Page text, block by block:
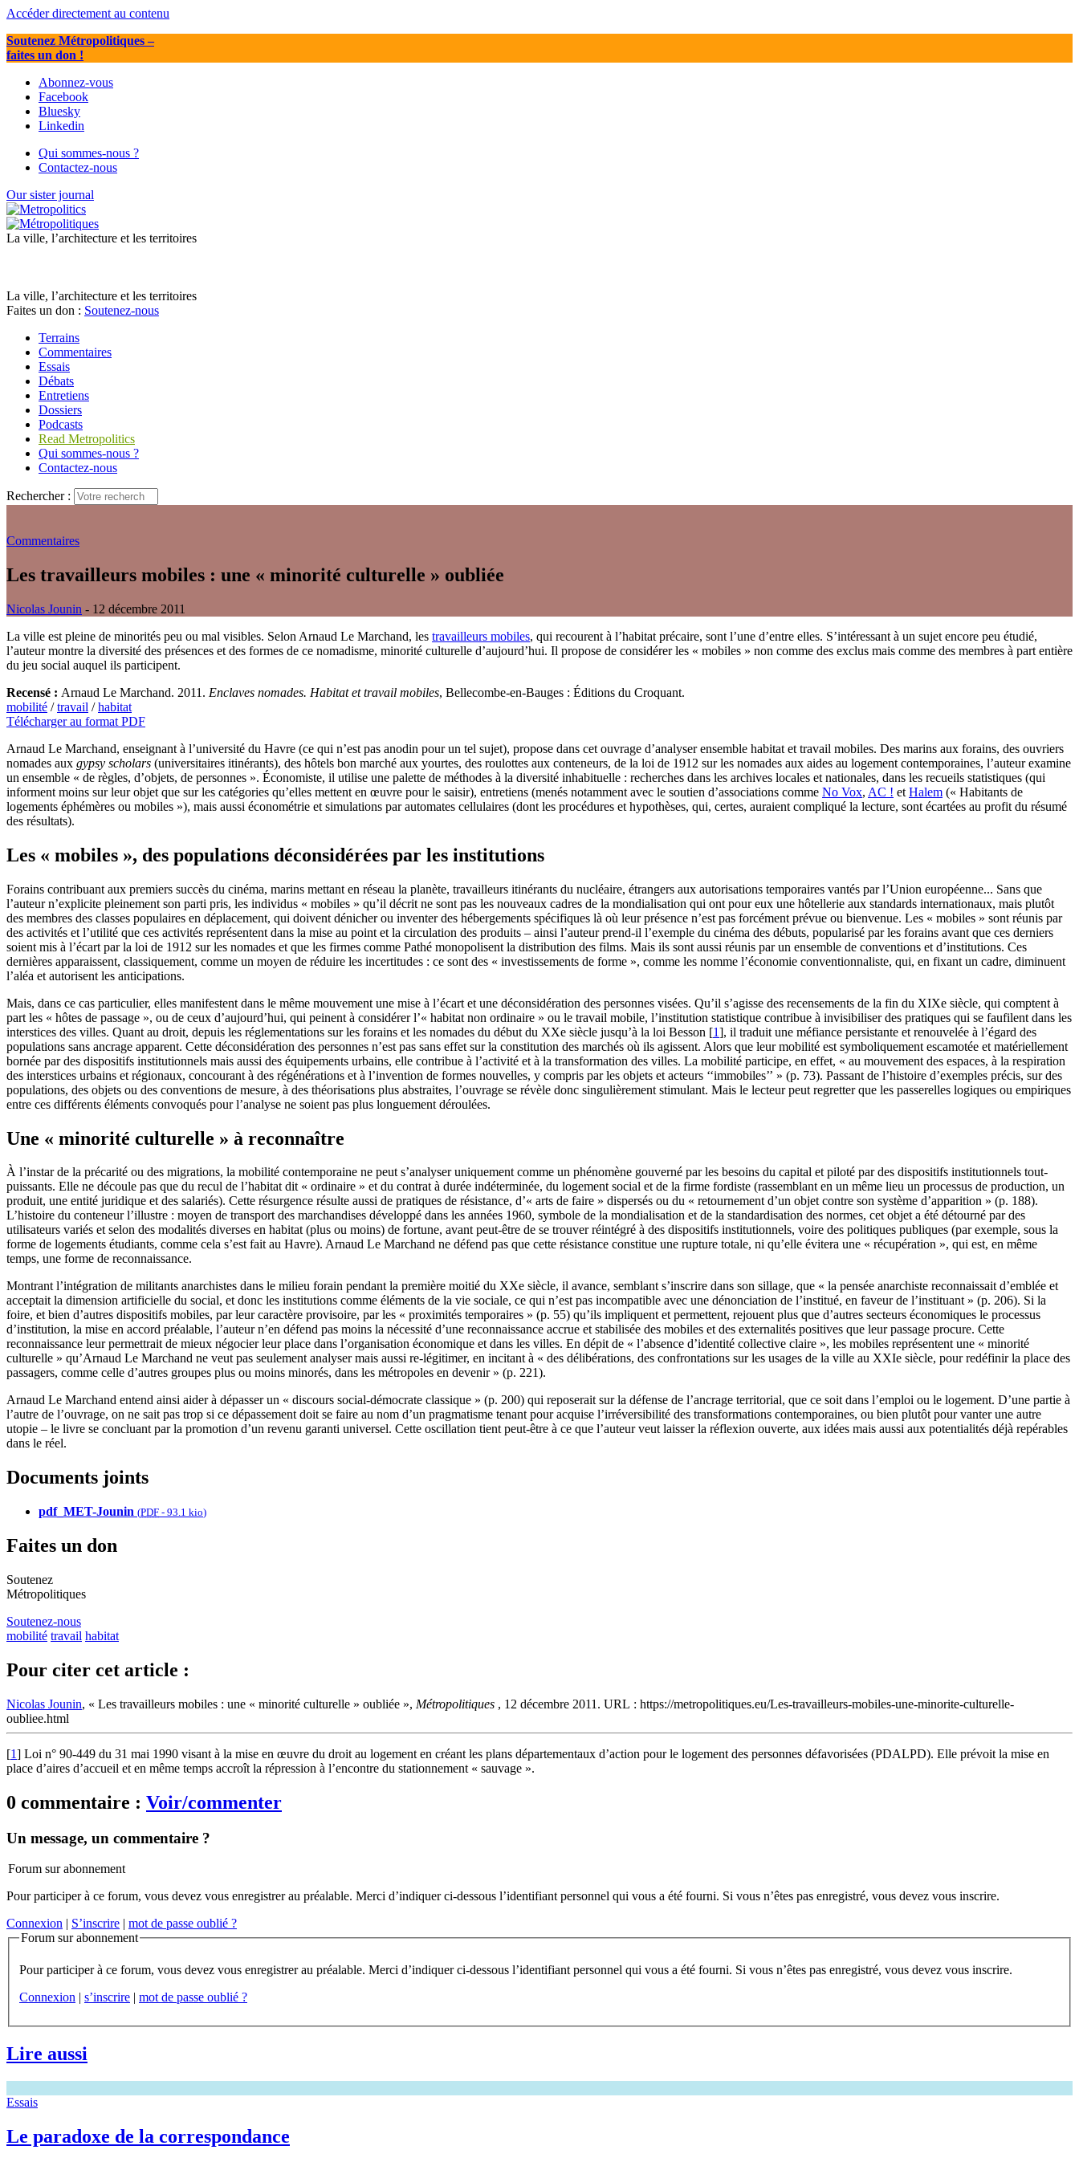
Accéder directement au contenu
Soutenez Métropolitiques–
faites un don !
Abonnez-vous
Facebook
Bluesky
Linkedin
Qui sommes-nous ?
Contactez-nous
Our sister journal
La ville, l’architecture et les territoires
La ville, l’architecture et les territoires
Faites un don : Soutenez-nous
Terrains
Commentaires
Essais
Débats
Entretiens
Dossiers
Podcasts
Read Metropolitics
Qui sommes-nous ?
Contactez-nous
Rechercher :
Commentaires
Les travailleurs mobiles : une « minorité culturelle » oubliée
Nicolas Jounin - 12 décembre 2011
La ville est pleine de minorités peu ou mal visibles. Selon Arnaud Le Marchand, les travailleurs mobiles, qui recourent à l’habitat précaire, sont l’une d’entre elles. S’intéressant à un sujet encore peu étudié,
l’auteur montre la diversité des présences et des formes de ce nomadisme, minorité culturelle d’aujourd’hui. Il propose de considérer les « mobiles » non comme des exclus mais comme des membres à part entière
du jeu social auquel ils participent.
Recensé : Arnaud Le Marchand. 2011. Enclaves nomades. Habitat et travail mobiles, Bellecombe-en-Bauges : Éditions du Croquant.
mobilité /travail /habitat
Télécharger au format PDF
Arnaud Le Marchand, enseignant à l’université du Havre (ce qui n’est pas anodin pour un tel sujet), propose dans cet ouvrage d’analyser ensemble habitat et travail mobiles. Des marins aux forains, des ouvriers
nomades aux gypsy scholars (universitaires itinérants), des hôtels bon marché aux yourtes, des roulottes aux conteneurs, de la loi de 1912 sur les nomades aux aides au logement contemporaines, l’auteur examine
un ensemble « de règles, d’objets, de personnes ». Économiste, il utilise une palette de méthodes à la diversité inhabituelle : recherches dans les archives locales et nationales, dans les recueils statistiques (qui
informent moins sur leur objet que sur les catégories qu’elles mettent en œuvre pour le saisir), entretiens (menés notamment avec le soutien d’associations comme No Vox, AC ! et Halem (« Habitants de
logements éphémères ou mobiles »), mais aussi économétrie et simulations par automates cellulaires (dont les procédures et hypothèses, qui, certes, auraient compliqué la lecture, sont écartées au profit du résumé
des résultats).
Les « mobiles », des populations déconsidérées par les institutions
Forains contribuant aux premiers succès du cinéma, marins mettant en réseau la planète, travailleurs itinérants du nucléaire, étrangers aux autorisations temporaires vantés par l’Union européenne... Sans que
l’auteur n’explicite pleinement son parti pris, les individus « mobiles » qu’il décrit ne sont pas les nouveaux cadres de la mondialisation qui ont pour eux une hôtellerie aux standards internationaux, mais plutôt
des membres des classes populaires en déplacement, qui doivent dénicher ou inventer des hébergements spécifiques là où leur présence n’est pas forcément prévue ou bienvenue. Les « mobiles » sont réunis par
des activités et l’utilité que ces activités représentent dans la mise au point et la circulation des produits – ainsi l’auteur prend-il l’exemple du cinéma des débuts, popularisé par les forains avant que ces derniers
soient mis à l’écart par la loi de 1912 sur les nomades et que les firmes comme Pathé monopolisent la distribution des films. Mais ils sont aussi réunis par un ensemble de conventions et d’institutions. Ces
dernières apparaissent, classiquement, comme un moyen de réduire les incertitudes : ce sont des « investissements de forme », comme les nomme l’économie conventionnaliste, qui, en fixant un cadre, diminuent
l’aléa et autorisent les anticipations.
Mais, dans ce cas particulier, elles manifestent dans le même mouvement une mise à l’écart et une déconsidération des personnes visées. Qu’il s’agisse des recensements de la fin du XIXe siècle, qui comptent à
part les « hôtes de passage », ou de ceux d’aujourd’hui, qui peinent à considérer l’« habitat non ordinaire » ou le travail mobile, l’institution statistique contribue à invisibiliser des pratiques qui se faufilent dans les
interstices des villes. Quant au droit, depuis les réglementations sur les forains et les nomades du début du XXe siècle jusqu’à la loi Besson [1], il traduit une méfiance persistante et renouvelée à l’égard des
populations sans ancrage apparent. Cette déconsidération des personnes n’est pas sans effet sur la constitution des marchés où ils agissent. Alors que leur mobilité est symboliquement escamotée et matériellement
bornée par des dispositifs institutionnels mais aussi des équipements urbains, elle contribue à l’activité et à la transformation des villes. La mobilité participe, en effet, « au mouvement des espaces, à la respiration
des interstices urbains et régionaux, concourant à des régénérations et à l’invention de formes nouvelles, y compris par les objets et acteurs ‘‘immobiles’’ » (p. 73). Passant de l’histoire d’exemples précis, sur des
populations, des objets ou des conventions de mesure, à des théorisations plus abstraites, l’ouvrage se révèle donc singulièrement stimulant. Mais le lecteur peut regretter que les passerelles logiques ou empiriques
entre ces différents éléments convoqués pour l’analyse ne soient pas plus longuement déroulées.
Une « minorité culturelle » à reconnaître
À l’instar de la précarité ou des migrations, la mobilité contemporaine ne peut s’analyser uniquement comme un phénomène gouverné par les besoins du capital et piloté par des dispositifs institutionnels tout-
puissants. Elle ne découle pas que du recul de l’habitat dit « ordinaire » et du contrat à durée indéterminée, du logement social et de la firme fordiste (rassemblant en un même lieu un processus de production, un
produit, une entité juridique et des salariés). Cette résurgence résulte aussi de pratiques de résistance, d’« arts de faire » dispersés ou du « retournement d’un objet contre son système d’apparition » (p. 188).
L’histoire du conteneur l’illustre : moyen de transport des marchandises développé dans les années 1960, symbole de la mondialisation et de la standardisation des normes, cet objet a été détourné par des
utilisateurs variés et selon des modalités diverses en habitat (plus ou moins) de fortune, avant peut-être de se trouver réintégré à des dispositifs institutionnels, voire des politiques publiques (par exemple, sous la
forme de logements étudiants, comme cela s’est fait au Havre). Arnaud Le Marchand ne défend pas que cette résistance constitue une rupture totale, ni qu’elle évitera une « récupération », qui est, en même
temps, une forme de reconnaissance.
Montrant l’intégration de militants anarchistes dans le milieu forain pendant la première moitié du XXe siècle, il avance, semblant s’inscrire dans son sillage, que « la pensée anarchiste reconnaissait d’emblée et
acceptait la dimension artificielle du social, et donc les institutions comme éléments de la vie sociale, ce qui n’est pas incompatible avec une dénonciation de l’institué, en faveur de l’instituant » (p. 206). Si la
foire, et bien d’autres dispositifs mobiles, par leur caractère provisoire, par les « proximités temporaires » (p. 55) qu’ils impliquent et permettent, rejouent plus que d’autres secteurs économiques le processus
d’institution, la mise en accord préalable, l’auteur n’en défend pas moins la nécessité d’une reconnaissance accrue et stabilisée des mobiles et des externalités positives que leur passage procure. Cette
reconnaissance leur permettrait de mieux négocier leur place dans l’organisation économique et dans les villes. En dépit de « l’absence d’identité collective claire », les mobiles représentent une « minorité
culturelle » qu’Arnaud Le Marchand ne veut pas seulement analyser mais aussi re-légitimer, en incitant à « des délibérations, des confrontations sur les usages de la ville au XXIe siècle, pour redéfinir la place des
passagers, comme celle d’autres groupes plus ou moins minorés, dans les métropoles en devenir » (p. 221).
Arnaud Le Marchand entend ainsi aider à dépasser un « discours social-démocrate classique » (p. 200) qui reposerait sur la défense de l’ancrage territorial, que ce soit dans l’emploi ou le logement. D’une partie à
l’autre de l’ouvrage, on ne sait pas trop si ce dépassement doit se faire au nom d’un pragmatisme tenant pour acquise l’irréversibilité des transformations contemporaines, ou bien plutôt pour vanter une autre
utopie – le livre se concluant par la promotion d’un revenu garanti universel. Cette oscillation tient peut-être à ce que l’auteur veut laisser la réflexion ouverte, aux idées mais aussi aux potentialités déjà repérables
dans le réel.
Documents joints
pdf_MET-Jounin (PDF - 93.1 kio)
Faites un don
Soutenez
Métropolitiques
Soutenez-nous
mobilité travail habitat
Pour citer cet article :
Nicolas Jounin, « Les travailleurs mobiles : une « minorité culturelle » oubliée », Métropolitiques , 12 décembre 2011. URL : https://metropolitiques.eu/Les-travailleurs-mobiles-une-minorite-culturelle-
oubliee.html
[1] Loi n° 90-449 du 31 mai 1990 visant à la mise en œuvre du droit au logement en créant les plans départementaux d’action pour le logement des personnes défavorisées (PDALPD). Elle prévoit la mise en
place d’aires d’accueil et en même temps accroît la répression à l’encontre du stationnement « sauvage ».
0 commentaire : Voir/commenter
Un message, un commentaire ?
Forum sur abonnement
Pour participer à ce forum, vous devez vous enregistrer au préalable. Merci d’indiquer ci-dessous l’identifiant personnel qui vous a été fourni. Si vous n’êtes pas enregistré, vous devez vous inscrire.
Connexion | S’inscrire | mot de passe oublié ?
Forum sur abonnement
Pour participer à ce forum, vous devez vous enregistrer au préalable. Merci d’indiquer ci-dessous l’identifiant personnel qui vous a été fourni. Si vous n’êtes pas enregistré, vous devez vous inscrire.
Connexion | s’inscrire | mot de passe oublié ?
Lire aussi
Essais
Le paradoxe de la correspondance